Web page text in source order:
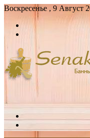
Воскресенье , 9 Август
Войти
skin